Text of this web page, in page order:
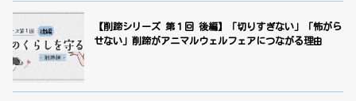
【削蹄シリーズ 第１回 後編】「切りすぎない」「怖がら
せない」削蹄がアニマルウェルフェアにつながる理由